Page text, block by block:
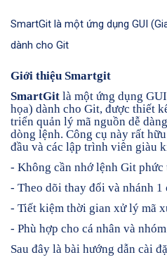
SmartGit là một ứng dụng GUI
dành cho Git
Giới thiệu Smartgit
SmartGit là một ứng dụng
họa) dành cho Git, được thiết
triển quản lý mã nguồn dễ
dòng lệnh. Công cụ này rất
đầu và các lập trình viên giàu
- Không cần nhớ lệnh Git phức
- Theo dõi thay đổi và nhánh 1
- Tiết kiệm thời gian xử lý mã
- Phù hợp cho cá nhân và nhóm
Sau đây là bài hướng dẫn cài